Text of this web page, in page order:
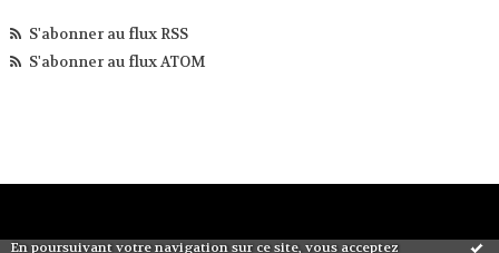
En poursuivant votre navigation sur ce site, vous acceptez
S'abonner au flux RSS
S'abonner au flux ATOM